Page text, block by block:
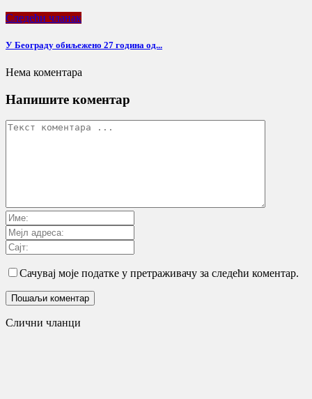
Следећи чланак
У Београду обиљежено 27 година од...
Нема коментара
Напишите коментар
Сачувај моје податке у претраживачу за следећи коментар.
Слични чланци